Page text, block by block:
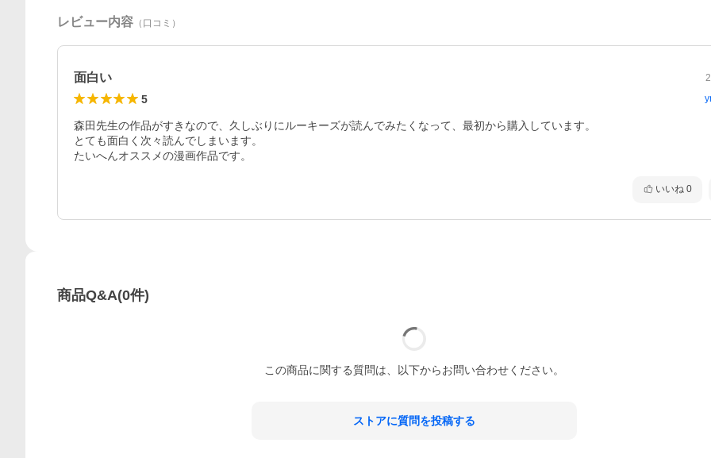
レビュー内容 （口コミ）
面白い
5
森田先生の作品がすきなので、久しぶりにルーキーズが読んでみたくなって、最初から購入しています。
とても面白く次々読んでしまいます。
たいへんオススメの漫画作品です。
いいね 0
商品Q&A(0件)
この商品に関する質問は、以下からお問い合わせください。
ストアに質問を投稿する